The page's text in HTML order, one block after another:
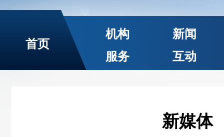
首页
机构
新闻
服务
互动
新媒体